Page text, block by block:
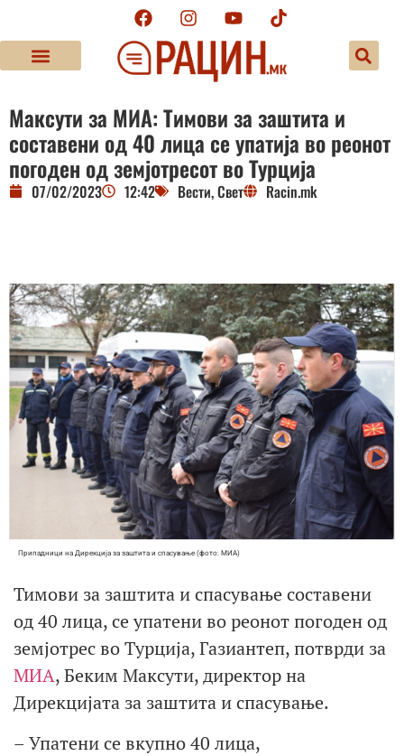
Максути за МИА: Тимови за заштита и
составени од 40 лица се упатија во реонот
погоден од земјотресот во Турција
07/02/2023 12:42 Вести,Свет Racin.mk
Припадници на Дирекција за заштита и спасување (фото: МИА)
Тимови за заштита и спасување составени
од 40 лица, се упатени во реонот погоден од
земјотрес во Турција, Газиантеп, потврди за
МИА, Беким Максути, директор на
Дирекцијата за заштита и спасување.
– Упатени се вкупно 40 лица,